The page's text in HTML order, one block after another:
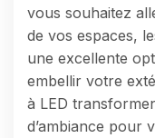
vous souhaitez
de vos espaces,
une excellente
embellir votre
à LED
d’ambiance pour